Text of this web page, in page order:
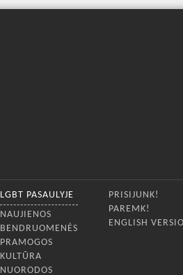
LGBT PASAULYJE
NAUJIENOS
BENDRUOMENĖS
PRAMOGOS
KULTŪRA
NUORODOS
PRISIJUNK!
PAREMK!
ENGLISH